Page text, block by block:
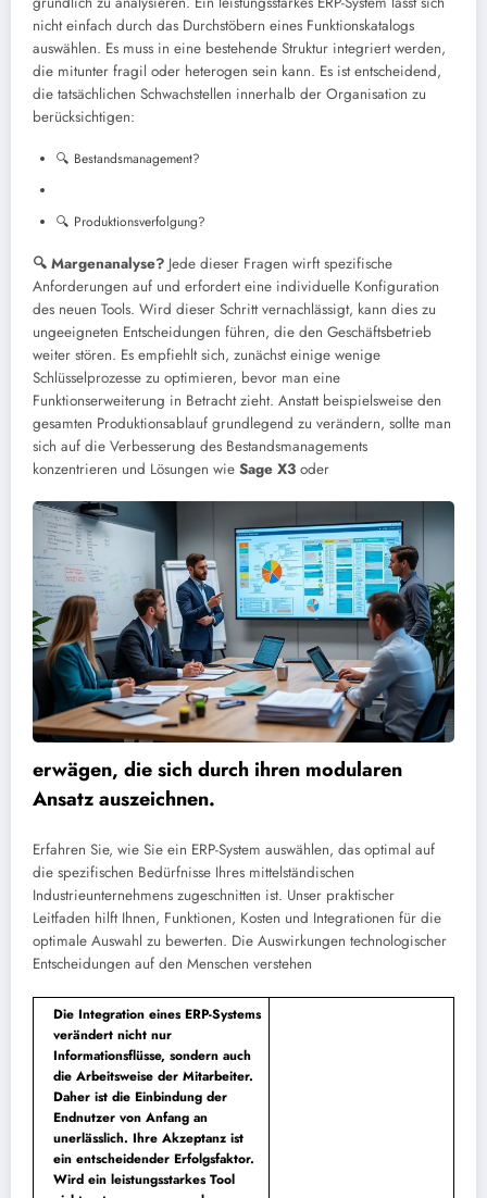
nicht einfach durch das Durchstöbern eines Funktionskatalogs
auswählen. Es muss in eine bestehende Struktur integriert werden,
die mitunter fragil oder heterogen sein kann. Es ist entscheidend,
die tatsächlichen Schwachstellen innerhalb der Organisation zu
berücksichtigen:
🔍 Bestandsmanagement?
🔍 Produktionsverfolgung?
🔍 Margenanalyse? Jede dieser Fragen wirft spezifische
Anforderungen auf und erfordert eine individuelle Konfiguration
des neuen Tools. Wird dieser Schritt vernachlässigt, kann dies zu
ungeeigneten Entscheidungen führen, die den Geschäftsbetrieb
weiter stören. Es empfiehlt sich, zunächst einige wenige
Schlüsselprozesse zu optimieren, bevor man eine
Funktionserweiterung in Betracht zieht. Anstatt beispielsweise den
gesamten Produktionsablauf grundlegend zu verändern, sollte man
sich auf die Verbesserung des Bestandsmanagements
konzentrieren und Lösungen wie Sage X3 oder
erwägen, die sich durch ihren modularen
Ansatz auszeichnen.
Erfahren Sie, wie Sie ein ERP-System auswählen, das optimal auf
die spezifischen Bedürfnisse Ihres mittelständischen
Industrieunternehmens zugeschnitten ist. Unser praktischer
Leitfaden hilft Ihnen, Funktionen, Kosten und Integrationen für die
optimale Auswahl zu bewerten. Die Auswirkungen technologischer
Entscheidungen auf den Menschen verstehen
Die Integration eines ERP-Systems
verändert nicht nur
Informationsflüsse, sondern auch
die Arbeitsweise der Mitarbeiter.
Daher ist die Einbindung der
Endnutzer von Anfang an
unerlässlich. Ihre Akzeptanz ist
ein entscheidender Erfolgsfaktor.
Wird ein leistungsstarkes Tool